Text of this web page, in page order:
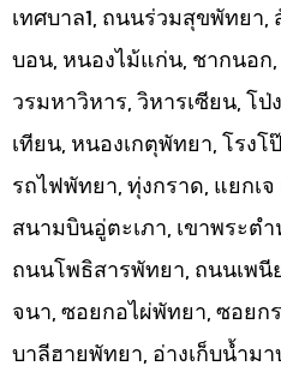
เทศบาล1, ถนนร่วมสุขพัทยา
บอน, หนองไม้แก่น, ชากนอ
วรมหาวิหาร, วิหารเซียน, โป่
เทียน, หนองเกตุพัทยา, โรงโ
รถไฟพัทยา, ทุ่งกราด, แยกเ
สนามบินอู่ตะเภา, เขาพระต
ถนนโพธิสารพัทยา, ถนนเพ
จนา, ซอยกอไผ่พัทยา, ซอย
บาลีฮายพัทยา, อ่างเก็บน้ำม